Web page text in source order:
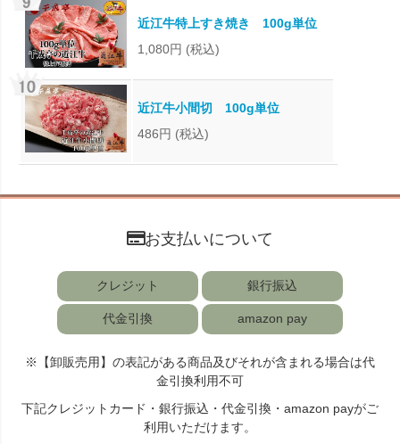
近江牛特上すき焼き 100g単位
1,080円 (税込)
近江牛小間切 100g単位
486円 (税込)
お支払いについて
クレジット 銀行振込
代金引換 amazon pay
※【卸販売用】の表記がある商品及びそれが含まれる場合は代
金引換利用不可
下記クレジットカード・銀行振込・代金引換・amazon payがご
利用いただけます。